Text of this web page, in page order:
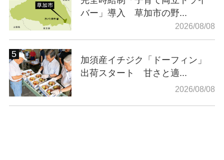
バー」導入 草加市の野...
2026/08/08
加須産イチジク「ドーフィン」
出荷スタート 甘さと適...
2026/08/08